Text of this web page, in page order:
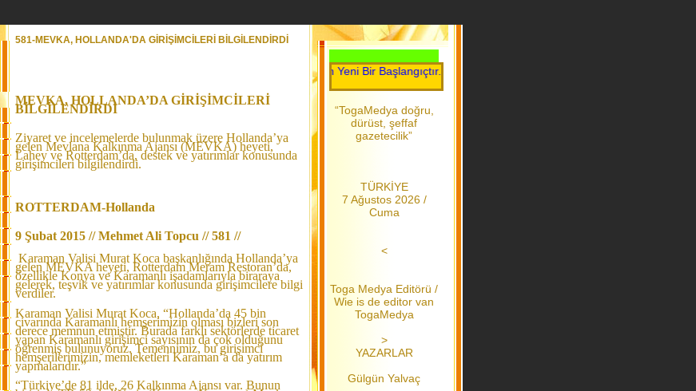
581-MEVKA, HOLLANDA'DA GİRİŞİMCİLERİ BİLGİLENDİRDİ
MEVKA, HOLLANDA’DA GİRİŞİMCİLERİ
BİLGİLENDİRDİ
Ziyaret ve incelemelerde bulunmak üzere Hollanda’ya
gelen Mevlana Kalkınma Ajansı (MEVKA) heyeti,
Lahey ve Rotterdam’da, destek ve yatırımlar konusunda
girişimcileri bilgilendirdi.
ROTTERDAM-Hollanda
9 Şubat 2015 // Mehmet Ali Topcu // 581 //
Karaman Valisi Murat Koca başkanlığında Hollanda’ya
gelen MEVKA heyeti, Rotterdam Meram Restoran’da,
özellikle Konya ve Karamanlı işadamlarıyla biraraya
gelerek, teşvik ve yatırımlar konusunda girişimcilere bilgi
verdiler.
Karaman Valisi Murat Koca, “Hollanda’da 45 bin
civarında Karamanlı hemşerimizin olması bizleri son
derece memnun etmiştir. Burada farklı sektörlerde ticaret
yapan Karamanlı girişimci sayısının da çok olduğunu
öğrenmiş bulunuyoruz. Temennimiz, bu girişimci
hemşerilerimizin, memleketleri Karaman’a da yatırım
yapmalarıdır.”
“Türkiye’de 81 ilde, 26 Kalkınma Ajansı var. Bunun
Her Gün Yeni Bir Başlangıçtır.....Toga Medya.....2006 dan bu yana
“TogaMedya doğru,
dürüst, şeffaf
gazetecilik”
TÜRKİYE
7 Ağustos 2026 /
Cuma
<
Toga Medya Editörü /
Wie is de editor van
TogaMedya
>
YAZARLAR
Gülgün Yalvaç